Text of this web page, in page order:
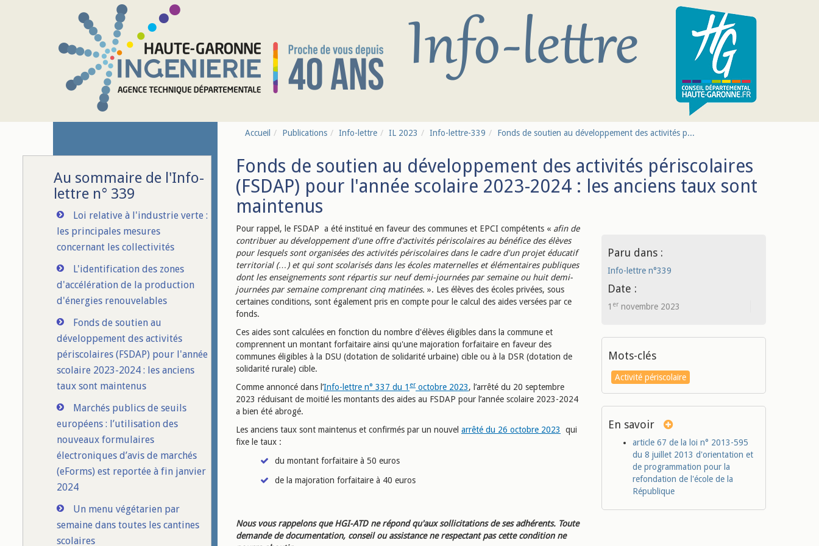
Au sommaire de l'Info-
lettre n° 339
Loi relative à l'industrie verte :
les principales mesures
concernant les collectivités
L'identification des zones
d'accélération de la production
d'énergies renouvelables
Fonds de soutien au
développement des activités
périscolaires (FSDAP) pour l'année
scolaire 2023-2024 : les anciens
taux sont maintenus
Marchés publics de seuils
européens : l’utilisation des
nouveaux formulaires
électroniques d’avis de marchés
(eForms) est reportée à fin janvier
2024
Un menu végétarien par
semaine dans toutes les cantines
scolaires
Accueil Publications Info-lettre IL 2023 Info-lettre-339 Fonds de soutien au développement des activités p...
Fonds de soutien au développement des activités périscolaires
(FSDAP) pour l'année scolaire 2023-2024 : les anciens taux sont
maintenus
Pour rappel, le FSDAP a été institué en faveur des communes et EPCI compétents « afinde
contribuer au développement d'une offre d'activités périscolaires au bénéfice des élèves
pour lesquels sont organisées des activités périscolaires dans le cadre d'un projet éducatif
territorial (…) et qui sont scolarisés dans les écoles maternelles et élémentaires publiques
dont les enseignements sont répartis sur neuf demi-journées par semaine ou huit demi-
journées par semaine comprenant cinq matinées. ». Les élèves des écoles privées, sous
certaines conditions, sont également pris en compte pour le calcul des aides versées par ce
fonds.
Ces aides sont calculées en fonction du nombre d'élèves éligibles dans la commune et
comprennent un montant forfaitaire ainsi qu'une majoration forfaitaire en faveur des
communes éligibles à la DSU (dotation de solidarité urbaine) cible ou à la DSR (dotation de
solidarité rurale) cible.
Comme annoncé dans l’Info-lettre n° 337 du 1 er octobre 2023, l’arrêté du 20 septembre
2023 réduisant de moitié les montants des aides au FSDAP pour l’année scolaire 2023-2024
a bien été abrogé.
Les anciens taux sont maintenus et confirmés par un nouvel arrêté du 26 octobre 2023
qui
fixe le taux :
du montant forfaitaire à 50 euros
de la majoration forfaitaire à 40 euros
Nous vous rappelons que HGI-ATD ne répond qu'aux sollicitations de ses adhérents. Toute
demande de documentation, conseil ou assistance ne respectant pas cette condition ne
Paru dans :
Info-lettre n°339
Date :
1 ernovembre 2023
Mots-clés
Activité périscolaire
En savoir
article 67 de la loi n° 2013-595
du 8 juillet 2013 d'orientation et
de programmation pour la
refondation de l'école de la
République